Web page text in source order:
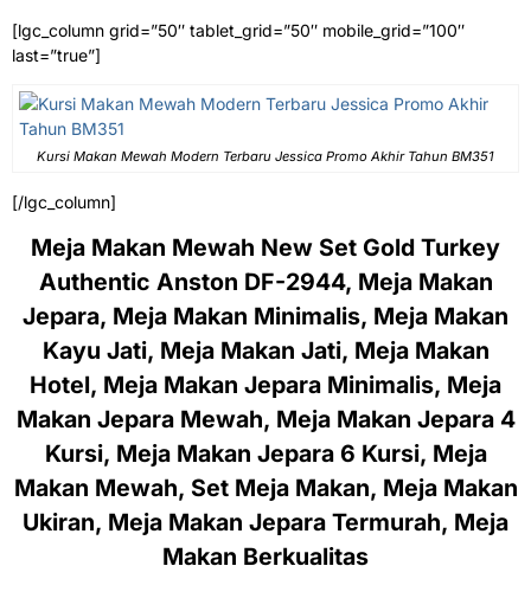
[lgc_column grid=”50″ tablet_grid=”50″ mobile_grid=”100″
last=”true”]
Kursi Makan Mewah Modern Terbaru Jessica Promo Akhir Tahun BM351
[/lgc_column]
Meja Makan Mewah New Set Gold Turkey
Authentic Anston DF-2944, Meja Makan
Jepara, Meja Makan Minimalis, Meja Makan
Kayu Jati, Meja Makan Jati, Meja Makan
Hotel, Meja Makan Jepara Minimalis, Meja
Makan Jepara Mewah, Meja Makan Jepara 4
Kursi, Meja Makan Jepara 6 Kursi, Meja
Makan Mewah, Set Meja Makan, Meja Makan
Ukiran, Meja Makan Jepara Termurah, Meja
Makan Berkualitas